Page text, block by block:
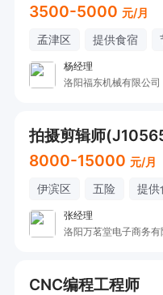
3500-5000 元/月
孟津区 提供食宿
杨经理
洛阳福东机械有限公司
拍摄剪辑师
8000-15000 元/月
伊滨区 五险 提供
张经理
洛阳万茗堂电子商务有
CNC编程工程师